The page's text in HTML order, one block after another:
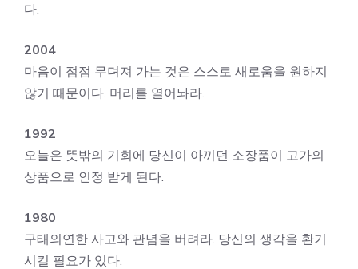
다.
2004
마음이 점점 무뎌져 가는 것은 스스로 새로움을 원하지
않기 때문이다. 머리를 열어놔라.
1992
오늘은 뜻밖의 기회에 당신이 아끼던 소장품이 고가의
상품으로 인정 받게 된다.
1980
구태의연한 사고와 관념을 버려라. 당신의 생각을 환기
시킬 필요가 있다.